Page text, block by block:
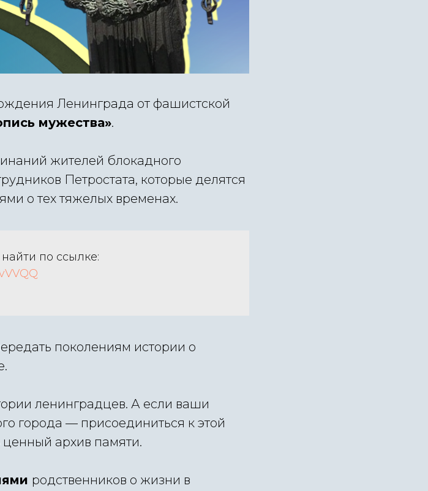
Ленинграда от фашистской
мужества».
жителей блокадного
Петростата, которые делятся
о тех тяжелых временах.
по ссылке:
поколениям истории о
ленинградцев. А если ваши
города — присоединиться к этой
ценный архив памяти.
родственников о жизни в